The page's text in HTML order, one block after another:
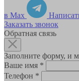
в Max
Заказать звонок
Обратная связь
Заполните форму, и
Ваше имя *
Телефон *